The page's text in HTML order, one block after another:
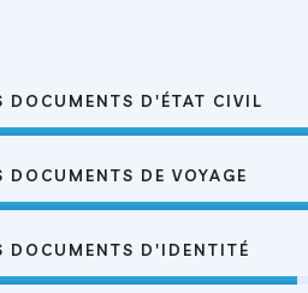
DOCUMENTS D'ÉTAT CIVIL
DE VOYAGE
DOCUMENTS D'IDENTITÉ